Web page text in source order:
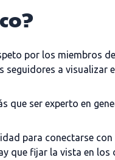
por los miembros
a visualizar
que ser experto en
para conectarse
que fijar la vista en